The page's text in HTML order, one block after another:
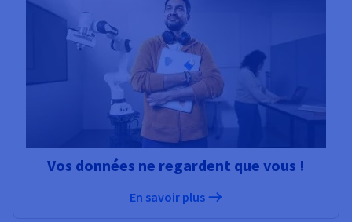
Vos données ne regardent que vous !
En savoir plus